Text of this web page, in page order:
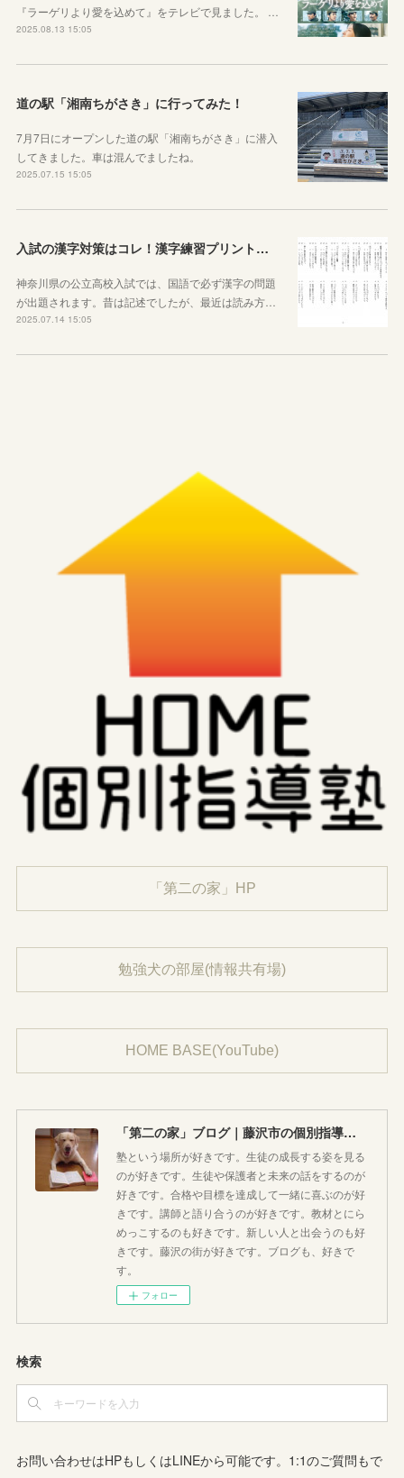
『ラーゲリより愛を込めて』をテレビで見ました。 …
2025.08.13 15:05
道の駅「湘南ちがさき」に行ってみた！
7月7日にオープンした道の駅「湘南ちがさき」に潜入
してきました。車は混んでましたね。
2025.07.15 15:05
入試の漢字対策はコレ！漢字練習プリントのご紹介！
神奈川県の公立高校入試では、国語で必ず漢字の問題
が出題されます。昔は記述でしたが、最近は読み方…
2025.07.14 15:05
「第二の家」HP
勉強犬の部屋(情報共有場)
HOME BASE(YouTube)
「第二の家」ブログ｜藤沢市の個別指導塾のお話
塾という場所が好きです。生徒の成長する姿を見る
のが好きです。生徒や保護者と未来の話をするのが
好きです。合格や目標を達成して一緒に喜ぶのが好
きです。講師と語り合うのが好きです。教材とにら
めっこするのも好きです。新しい人と出会うのも好
きです。藤沢の街が好きです。ブログも、好きで
す。
フォロー
検索
お問い合わせはHPもしくはLINEから可能です。1:1のご質問もで